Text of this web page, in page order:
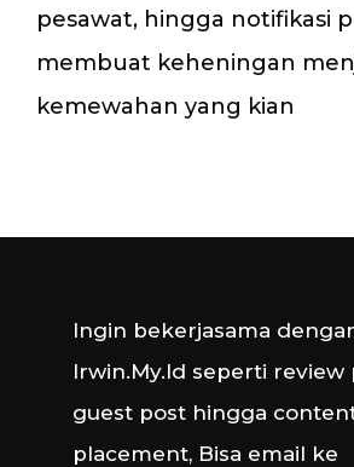
pesawat, hingga notifikasi
membuat keheningan
kemewahan yang kian
Ingin bekerjasama
Irwin.My.Id seperti review
guest post hingga
placement, Bisa email ke